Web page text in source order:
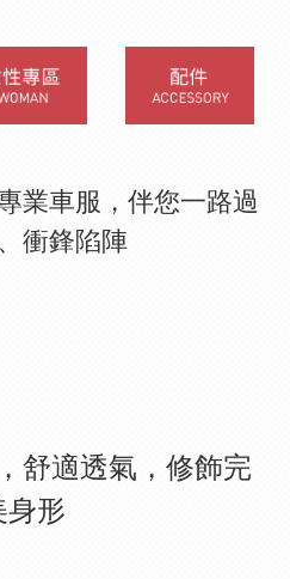
業車服，伴您一路過
衝鋒陷陣
舒適透氣，修飾完
身形